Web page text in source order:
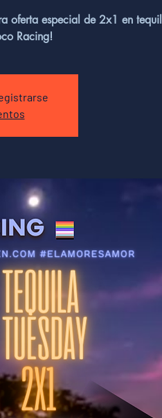
oferta especial de 2x1 en
Racing!